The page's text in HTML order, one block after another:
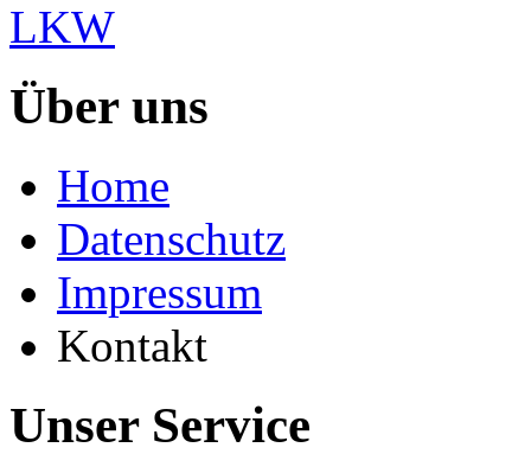
LKW
Über uns
Home
Datenschutz
Impressum
Kontakt
Unser Service